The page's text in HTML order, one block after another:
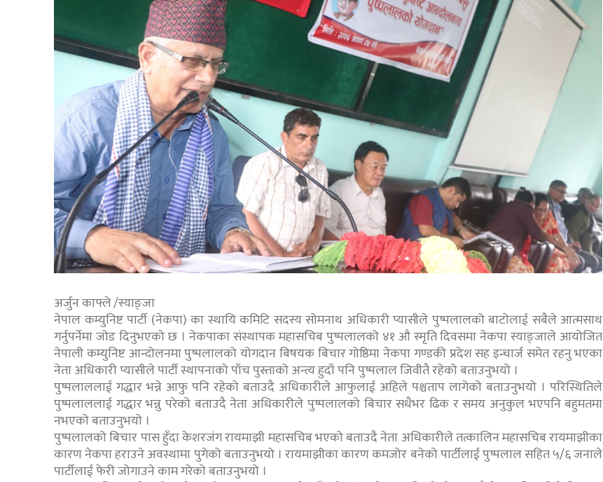
अर्जुन काफ्ले /स्याङ्जा
नेपाल कम्युनिष्ट पार्टी (नेकपा) का स्थायि कमिटि सदस्य सोमनाथ अधिकारी प्यासीले पुष्पलालको बाटोलाई सबैले आत्मसाथ
गर्नुपर्नेमा जोड दिनुभएको छ । नेकपाका संस्थापक महासचिब पुष्पलालको ४१ औ स्मृति दिवसमा नेकपा स्याङ्जाले आयोजित
नेपाली कम्युनिष्ट आन्दोलनमा पुष्पलालको योगदान बिषयक बिचार गोष्ठिमा नेकपा गण्डकी प्रदेश सह इन्चार्ज समेत रहनु भएका
नेता अधिकारी प्यासीले पार्टी स्थापनाको पाँच पुस्ताको अन्त्य हुदाँ पनि पुष्पलाल जिवीतै रहेको बताउनुभयो ।
पुष्पलाललाई गद्धार भन्ने आफु पनि रहेको बताउदै अधिकारीले आफुलाई अहिले पश्चताप लागेको बताउनुभयो । परिस्थितिले
पुष्पलाललाई गद्धार भन्नु परेको बताउदै नेता अधिकारीले पुष्पलालको बिचार सधैभर ढिक र समय अनुकुल भएपनि बहुमतमा
नभएको बताउनुभयो ।
पुष्पलालको बिचार पास हुँदा केशरजंग रायमाझी महासचिब भएको बताउदै नेता अधिकारीले तत्कालिन महासचिब रायमाझीका
कारण नेकपा हराउने अवस्थामा पुगेको बताउनुभयो । रायमाझीका कारण कमजोर बनेको पार्टीलाई पुष्पलाल सहित ५/६ जनाले
पार्टीलाई फेरी जोगाउने काम गरेको बताउनुभयो ।